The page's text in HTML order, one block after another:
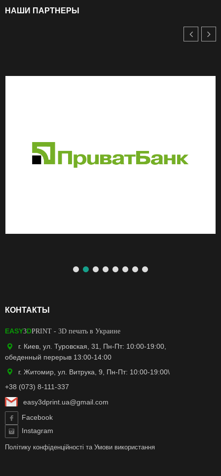
НАШИ ПАРТНЕРЫ
КОНТАКТЫ
EASY3DPRINT - 3D печать в Украине
г. Киев, ул. Туровская, 31, Пн-Пт: 10:00-19:00,
обеденный перерыв 13:00-14:00
г. Житомир, ул. Витрука, 9, Пн-Пт: 10:00-19:00\
+38 (073) 8-111-337
easy3dprint.ua@gmail.com
Facebook
Instagram
Політику конфіденційності та Умови використання